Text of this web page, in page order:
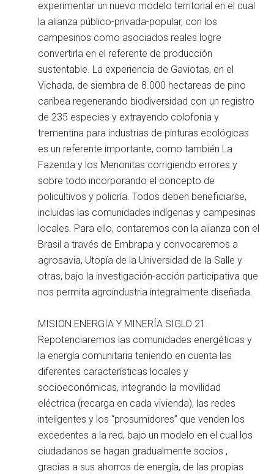
experimentar un nuevo modelo territorial en el cual
la alianza público-privada-popular, con los
campesinos como asociados reales logre
convertirla en el referente de producción
sustentable. La experiencia de Gaviotas, en el
Vichada, de siembra de 8.000 hectareas de pino
caribea regenerando biodiversidad con un registro
de 235 especies y extrayendo colofonia y
trementina para industrias de pinturas ecológicas
es un referente importante, como también La
Fazenda y los Menonitas corrigiendo errores y
sobre todo incorporando el concepto de
policultivos y policría. Todos deben beneficiarse,
incluidas las comunidades indígenas y campesinas
locales. Para ello, contaremos con la alianza con el
Brasil a través de Embrapa y convocaremos a
agrosavia, Utopía de la Universidad de la Salle y
otras, bajo la investigación-acción participativa que
nos permita agroindustria integralmente diseñada.
MISION ENERGIA Y MINERÍA SIGLO 21.
Repotenciaremos las comunidades energéticas y
la energía comunitaria teniendo en cuenta las
diferentes características locales y
socioeconómicas, integrando la movilidad
eléctrica (recarga en cada vivienda), las redes
inteligentes y los “prosumidores” que venden los
excedentes a la red, bajo un modelo en el cual los
ciudadanos se hagan gradualmente socios ,
gracias a sus ahorros de energía, de las propias